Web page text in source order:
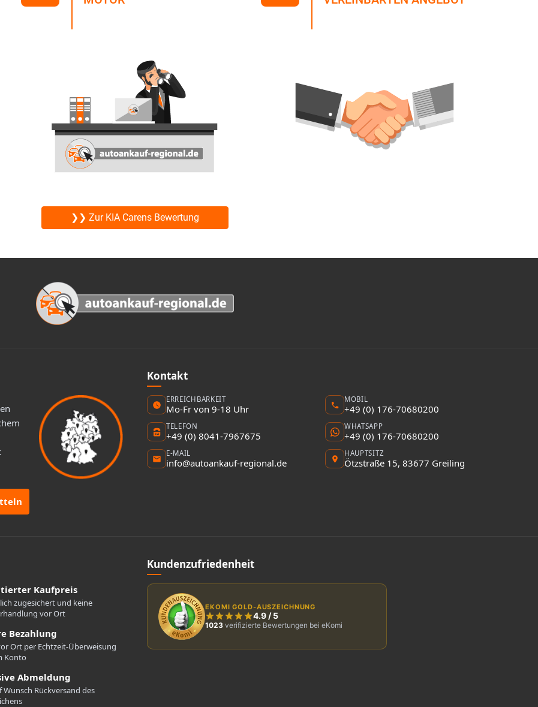
❯❯ Zur KIA Carens Bewertung
Kontakt
ERREICHBARKEIT
Mo-Fr von 9-18 Uhr
MOBIL
+49 (0) 176-70680200
TELEFON
+49 (0) 8041-7967675
WHATSAPP
+49 (0) 176-70680200
E-MAIL
info@autoankauf-regional.de
HAUPTSITZ
Ötzstraße 15, 83677 Greiling
Kaufpreis
zugesichert und keine
vor Ort
Bezahlung
Ort per Echtzeit-Überweisung
Konto
Abmeldung
Wunsch Rückversand des
Kundenzufriedenheit
EKOMI GOLD-AUSZEICHNUNG
4.9 /5
1023 verifizierte Bewertungen bei eKomi